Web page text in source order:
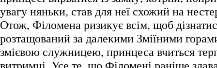
увагу няньки, став для неї схожий на
Отож, Філомена ризикує всім, щоб
розтащований за далекими Зміїними
змієвою служницею, принцеса вчиться